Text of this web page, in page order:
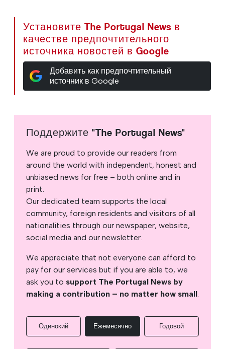
Установите The Portugal News в
качестве предпочтительного
источника новостей в Google
Добавить как предпочтительный
источник в Google
Поддержите "The Portugal News"
We are proud to provide our readers from
around the world with independent, honest and
unbiased news for free – both online and in
print.
Our dedicated team supports the local
community, foreign residents and visitors of all
nationalities through our newspaper, website,
social media and our newsletter.
We appreciate that not everyone can afford to
pay for our services but if you are able to, we
ask you to support The Portugal News by
making a contribution – no matter how small.
Одинокий Ежемесячно Годовой